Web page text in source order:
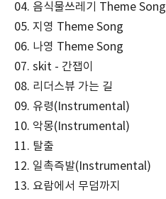
04. 음식물쓰레기 Theme Song
05. 지영 Theme Song
06. 나영 Theme Song
07. skit - 간잽이
08. 리더스뷰 가는 길
09. 유령(Instrumental)
10. 악몽(Instrumental)
11. 탈출
12. 일촉즉발(Instrumental)
13. 요람에서 무덤까지